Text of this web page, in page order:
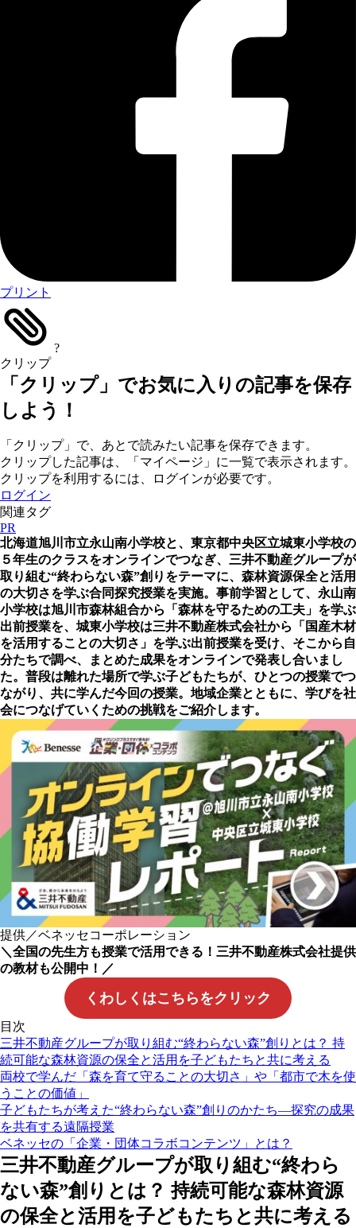
プリント
クリップ
?
「クリップ」でお気に入りの記事を保存
しよう！
「クリップ」で、あとで読みたい記事を保存できます。
クリップした記事は、「マイページ」に一覧で表示されます。
クリップを利用するには、ログインが必要です。
ログイン
関連タグ
PR
北海道旭川市立永山南小学校と、東京都中央区立城東小学校の
５年生のクラスをオンラインでつなぎ、三井不動産グループが
取り組む“終わらない森”創りをテーマに、森林資源保全と活用
の大切さを学ぶ合同探究授業を実施。事前学習として、永山南
小学校は旭川市森林組合から「森林を守るための工夫」を学ぶ
出前授業を、城東小学校は三井不動産株式会社から「国産木材
を活用することの大切さ」を学ぶ出前授業を受け、そこから自
分たちで調べ、まとめた成果をオンラインで発表し合いまし
た。普段は離れた場所で学ぶ子どもたちが、ひとつの授業でつ
ながり、共に学んだ今回の授業。地域企業とともに、学びを社
会につなげていくための挑戦をご紹介します。
提供／ベネッセコーポレーション
＼全国の先生方も授業で活用できる！三井不動産株式会社提供
の教材も公開中！／
くわしくはこちらをクリック
目次
三井不動産グループが取り組む“終わらない森”創りとは？ 持
続可能な森林資源の保全と活用を子どもたちと共に考える
両校で学んだ「森を育て守ることの大切さ」や「都市で木を使
うことの価値」
子どもたちが考えた“終わらない森”創りのかたち―探究の成果
を共有する遠隔授業
ベネッセの「企業・団体コラボコンテンツ」とは？
三井不動産グループが取り組む“終わら
ない森”創りとは？ 持続可能な森林資源
の保全と活用を子どもたちと共に考える